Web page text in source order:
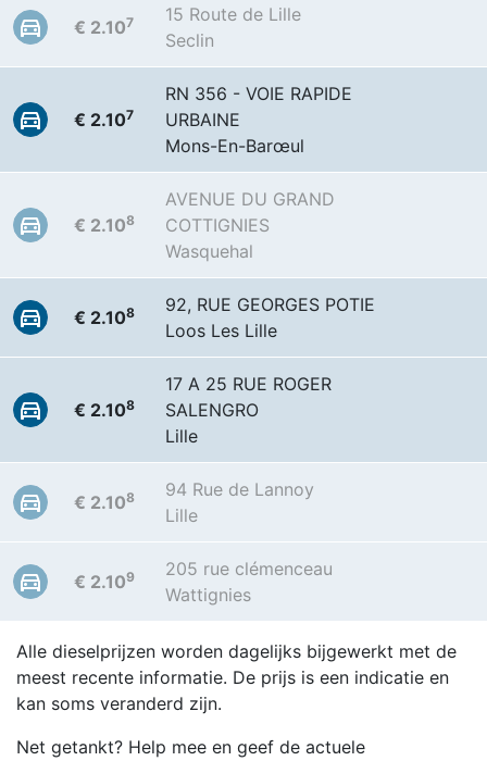
€ 2.107
15 Route de Lille
Seclin
€ 2.107
RN 356 - VOIE RAPIDE
URBAINE
Mons-En-Barœul
€ 2.108
AVENUE DU GRAND
COTTIGNIES
Wasquehal
€ 2.108
92, RUE GEORGES POTIE
Loos Les Lille
€ 2.108
17 A 25 RUE ROGER
SALENGRO
Lille
€ 2.108
94 Rue de Lannoy
Lille
€ 2.109
205 rue clémenceau
Wattignies
Alle dieselprijzen worden dagelijks bijgewerkt met de
meest recente informatie. De prijs is een indicatie en
kan soms veranderd zijn.
Net getankt? Help mee en geef de actuele